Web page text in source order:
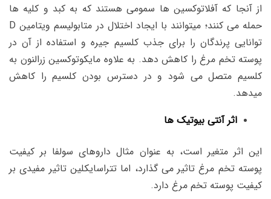
از آنجا که آفلاتوکسین ها سمومی هستند که به کبد و کلیه ها
حمله می کنند؛ میتوانند با ایجاد اختلال در متابولیسم ویتامین D
توانایی پرندگان را برای جذب کلسیم جیره و استفاده از آن در
پوسته تخم مرغ را کاهش دهد. به علاوه مایکوتوکسین زرالنون به
کلسیم متصل می شود و در دسترس بودن کلسیم را کاهش
میدهد.
اثر آنتی بیوتیک ها
این اثر متغیر است، به عنوان مثال داروهای سولفا بر کیفیت
پوسته تخم مرغ تاثیر می گذارد، اما تتراسایکلین تاثیر مفیدی بر
کیفیت پوسته تخم مرغ دارد.